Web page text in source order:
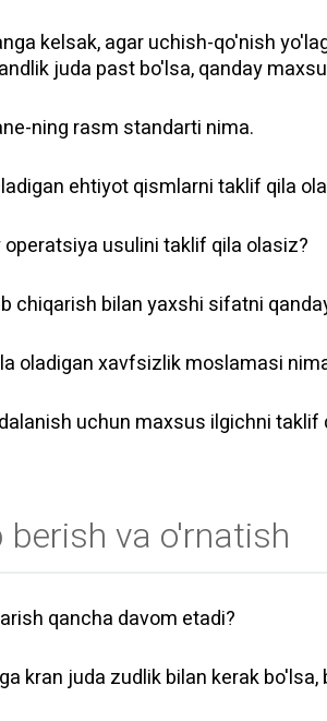
kelsak, agar uchish-qo'nish
juda past bo'lsa, qanday
ning rasm standarti nima.
ehtiyot qismlarni taklif qila
operatsiya usulini taklif qila olasiz?
chiqarish bilan yaxshi sifatni
oladigan xavfsizlik moslamasi
uchun maxsus ilgichni taklif
berish va o'rnatish
qancha davom etadi?
kran juda zudlik bilan kerak